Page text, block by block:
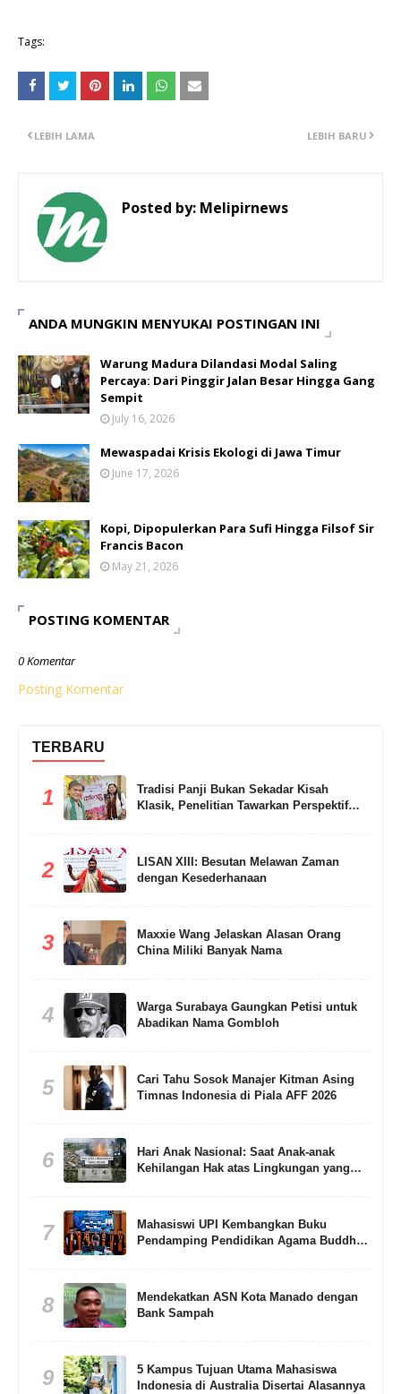
Tags:
LEBIH BARU
LEBIH LAMA
Posted by: Melipirnews
ANDA MUNGKIN MENYUKAI POSTINGAN INI
Warung Madura Dilandasi Modal Saling
Percaya: Dari Pinggir Jalan Besar Hingga Gang
Sempit
July 16, 2026
Mewaspadai Krisis Ekologi di Jawa Timur
June 17, 2026
Kopi, Dipopulerkan Para Sufi Hingga Filsof Sir
Francis Bacon
May 21, 2026
POSTING KOMENTAR
0 Komentar
Posting Komentar
TERBARU
1
Tradisi Panji Bukan Sekadar Kisah
Klasik, Penelitian Tawarkan Perspektif
2
LISAN XIII: Besutan Melawan Zaman
dengan Kesederhanaan
3
Maxxie Wang Jelaskan Alasan Orang
China Miliki Banyak Nama
4
Warga Surabaya Gaungkan Petisi untuk
Abadikan Nama Gombloh
5
Cari Tahu Sosok Manajer Kitman Asing
Timnas Indonesia di Piala AFF 2026
6
Hari Anak Nasional: Saat Anak-anak
Kehilangan Hak atas Lingkungan yang
7
Mahasiswi UPI Kembangkan Buku
Pendamping Pendidikan Agama Buddha
8
Mendekatkan ASN Kota Manado dengan
Bank Sampah
9
5 Kampus Tujuan Utama Mahasiswa
Indonesia di Australia Disertai Alasannya